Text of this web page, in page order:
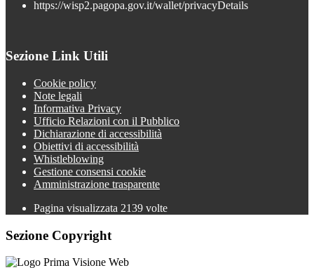
https://wisp2.pagopa.gov.it/wallet/privacyDetails
Sezione Link Utili
Cookie policy
Note legali
Informativa Privacy
Ufficio Relazioni con il Pubblico
Dichiarazione di accessibilità
Obiettivi di accessibilità
Whistleblowing
Gestione consensi cookie
Amministrazione trasparente
Pagina visualizzata 2139 volte
Sezione Copyright